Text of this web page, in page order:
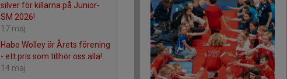
silver för killarna på Junior-
SM 2026!
17 maj
Habo Wolley är Årets förening
- ett pris som tillhör oss alla!
14 maj